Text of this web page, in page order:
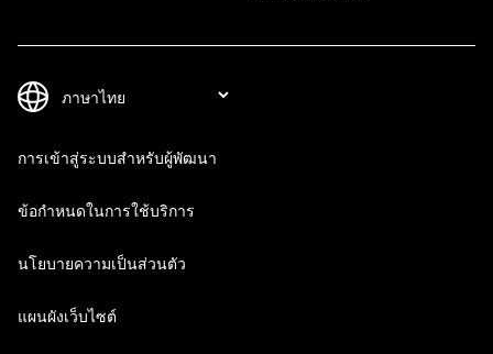
การเข้าสู่ระบบสำหรับผู้พัฒนา
ข้อกำหนดในการใช้บริการ
นโยบายความเป็นส่วนตัว
แผนผังเว็บไซต์